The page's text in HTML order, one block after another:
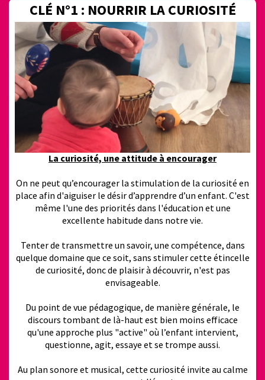
CLÉ N°1 : NOURRIR LA CURIOSITÉ
La curiosité, une attitude à encourager
On ne peut qu’encourager la stimulation de la curiosité en
place afin d'aiguiser le désir d’apprendre d’un enfant. C'est
même l'une des priorités dans l'éducation et une
excellente habitude dans notre vie.
Tenter de transmettre un savoir, une compétence, dans
quelque domaine que ce soit, sans stimuler cette étincelle
de curiosité, donc de plaisir à découvrir, n'est pas
envisageable.
Du point de vue pédagogique, de manière générale, le
discours tombant de là-haut est bien moins efficace
qu'une approche plus "active" où l’enfant intervient,
questionne, agit, essaye et se trompe aussi.
Au plan sonore et musical, cette curiosité invite au calme